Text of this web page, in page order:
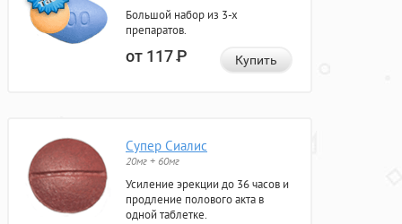
Большой набор из 3-х
препаратов.
от 117Р Купить
Супер Сиалис
20мг + 60мг
Усиление эрекции до 36 часов и
продление полового акта в
одной таблетке.